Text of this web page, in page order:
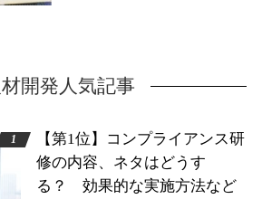
材開発人気記事
【第1位】コンプライアンス研
修の内容、ネタはどうす
る？ 効果的な実施方法など